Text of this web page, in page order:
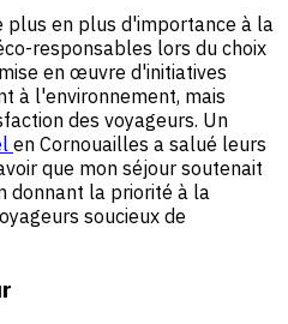
plus en plus d'importance à la
responsables lors du choix
en œuvre d'initiatives
à l'environnement, mais
des voyageurs. Un
en Cornouailles a salué leurs
que mon séjour soutenait
donnant la priorité à la
soucieux de